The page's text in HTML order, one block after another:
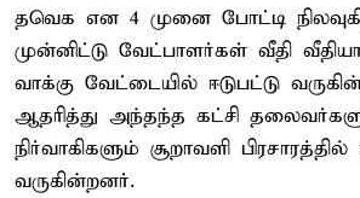
தவெக என 4 முனை போட்டி
முன்னிட்டு வேட்பாளர்கள் வீதி
வாக்கு வேட்டையில் ஈடுபட்டு
ஆதரித்து அந்தந்த கட்சி
நிர்வாகிகளும் சூறாவளி பிரசாரத்தில்
வருகின்றனர்.